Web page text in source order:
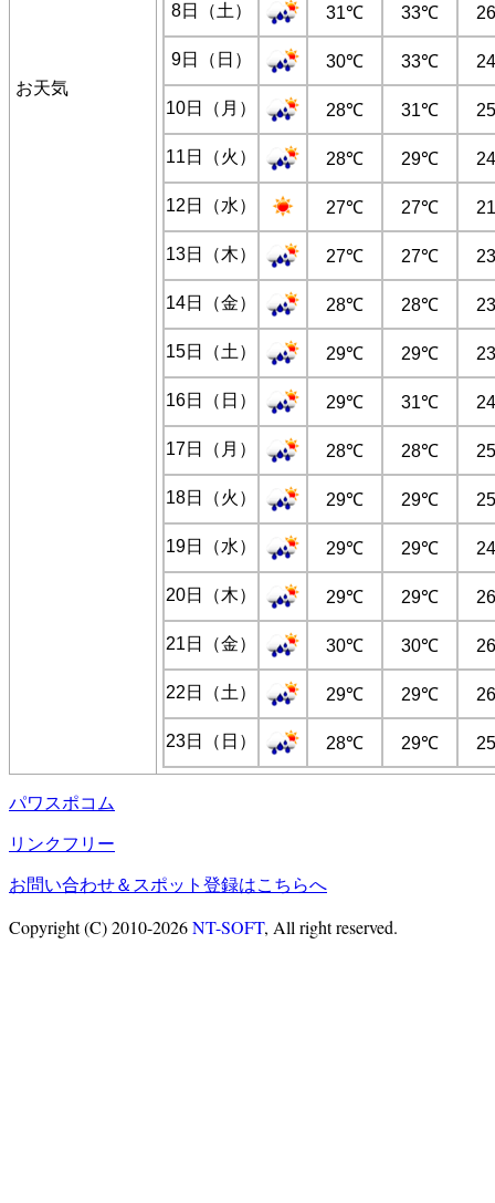
お天気
8日（土）
31℃ 33℃
9日（日） 30℃ 33℃
10日（月） 28℃ 31℃
11日（火） 28℃ 29℃
12日（水） 27℃ 27℃
13日（木） 27℃ 27℃
14日（金） 28℃ 28℃
15日（土） 29℃ 29℃
16日（日） 29℃ 31℃
17日（月） 28℃ 28℃
18日（火） 29℃ 29℃
19日（水） 29℃ 29℃
20日（木） 29℃ 29℃
21日（金） 30℃ 30℃
22日（土） 29℃ 29℃
23日（日） 28℃ 29℃
パワスポコム
リンクフリー
お問い合わせ＆スポット登録はこちらへ
Copyright (C) 2010-2026NT-SOFT, All right reserved.